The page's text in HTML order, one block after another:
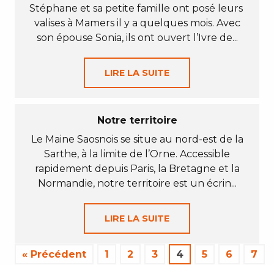
Stéphane et sa petite famille ont posé leurs
valises à Mamers il y a quelques mois. Avec
son épouse Sonia, ils ont ouvert l’Ivre de...
LIRE LA SUITE
Notre territoire
Le Maine Saosnois se situe au nord-est de la
Sarthe, à la limite de l’Orne. Accessible
rapidement depuis Paris, la Bretagne et la
Normandie, notre territoire est un écrin...
LIRE LA SUITE
« Précédent 1 2 3 4 5 6 7